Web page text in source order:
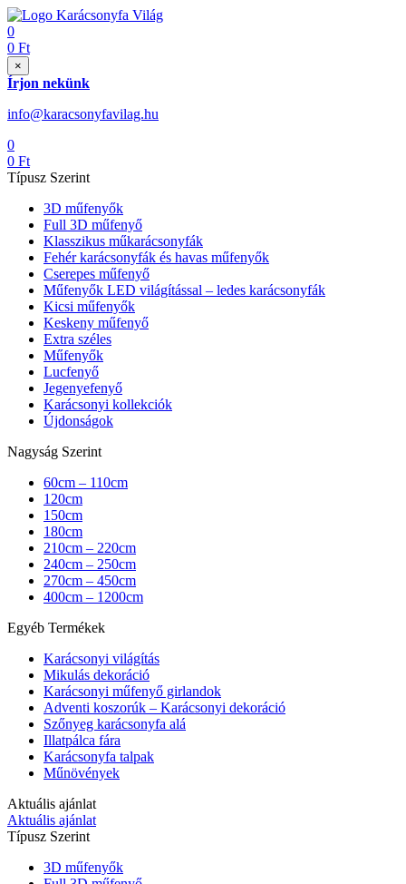
0
0 Ft
×
Írjon nekünk
info@karacsonyfavilag.hu
0
0 Ft
Típusz Szerint
3D műfenyők
Full 3D műfenyő
Klasszikus műkarácsonyfák
Fehér karácsonyfák és havas műfenyők
Cserepes műfenyő
Műfenyők LED világítással – ledes karácsonyfák
Kicsi műfenyők
Keskeny műfenyő
Extra széles
Műfenyők
Lucfenyő
Jegenyefenyő
Karácsonyi kollekciók
Újdonságok
Nagyság Szerint
60cm – 110cm
120cm
150cm
180cm
210cm – 220cm
240cm – 250cm
270cm – 450cm
400cm – 1200cm
Egyéb Termékek
Karácsonyi világítás
Mikulás dekoráció
Karácsonyi műfenyő girlandok
Adventi koszorúk – Karácsonyi dekoráció
Szőnyeg karácsonyfa alá
Illatpálca fára
Karácsonyfa talpak
Műnövények
Aktuális ajánlat
Aktuális ajánlat
Típusz Szerint
3D műfenyők